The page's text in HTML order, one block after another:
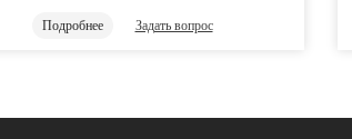
Подробнее Задать вопрос